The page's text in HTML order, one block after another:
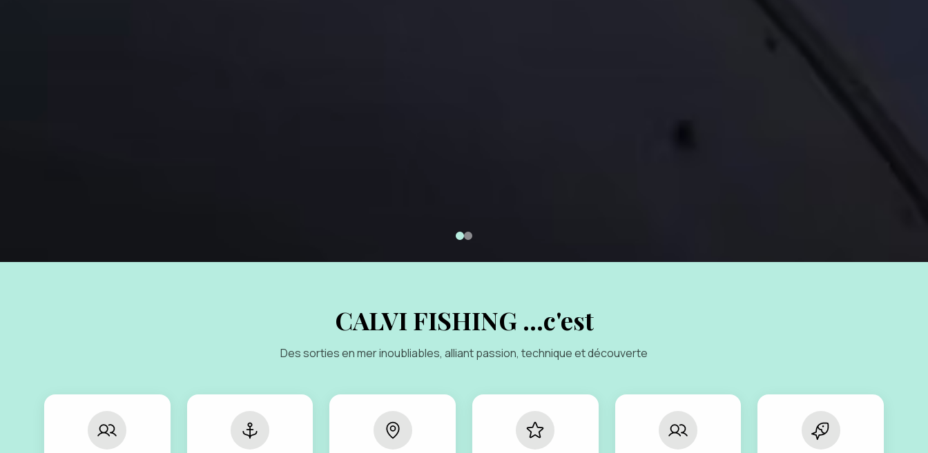
CALVI FISHING ...c'est
Des sorties en mer inoubliables, alliant passion, technique et découverte